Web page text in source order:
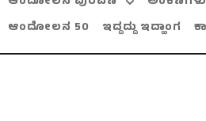
ಆಂದೋಲನ 50
ಇದ್ದದ್ದು ಇದ್ಹಾಂಗ